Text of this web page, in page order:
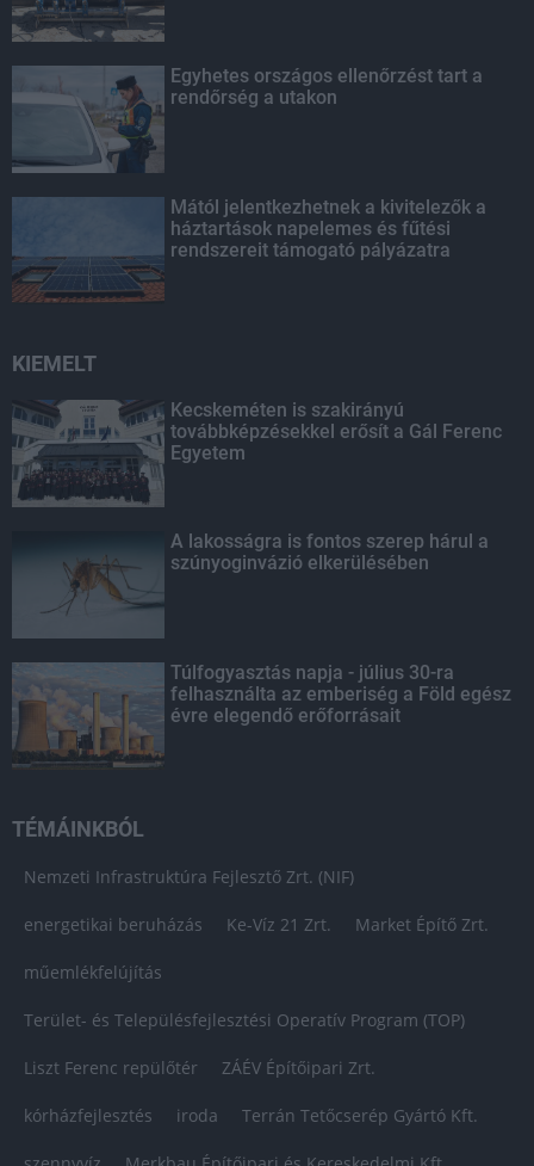
Egyhetes országos ellenőrzést tart a
rendőrség a utakon
Mától jelentkezhetnek a kivitelezők a
háztartások napelemes és fűtési
rendszereit támogató pályázatra
KIEMELT
Kecskeméten is szakirányú
továbbképzésekkel erősít a Gál Ferenc
Egyetem
A lakosságra is fontos szerep hárul a
szúnyoginvázió elkerülésében
Túlfogyasztás napja - július 30-ra
felhasználta az emberiség a Föld egész
évre elegendő erőforrásait
TÉMÁINKBÓL
Nemzeti Infrastruktúra Fejlesztő Zrt. (NIF)
energetikai beruházás Ke-Víz 21 Zrt. Market Építő Zrt.
műemlékfelújítás
Terület- és Településfejlesztési Operatív Program (TOP)
Liszt Ferenc repülőtér ZÁÉV Építőipari Zrt.
kórházfejlesztés iroda Terrán Tetőcserép Gyártó Kft.